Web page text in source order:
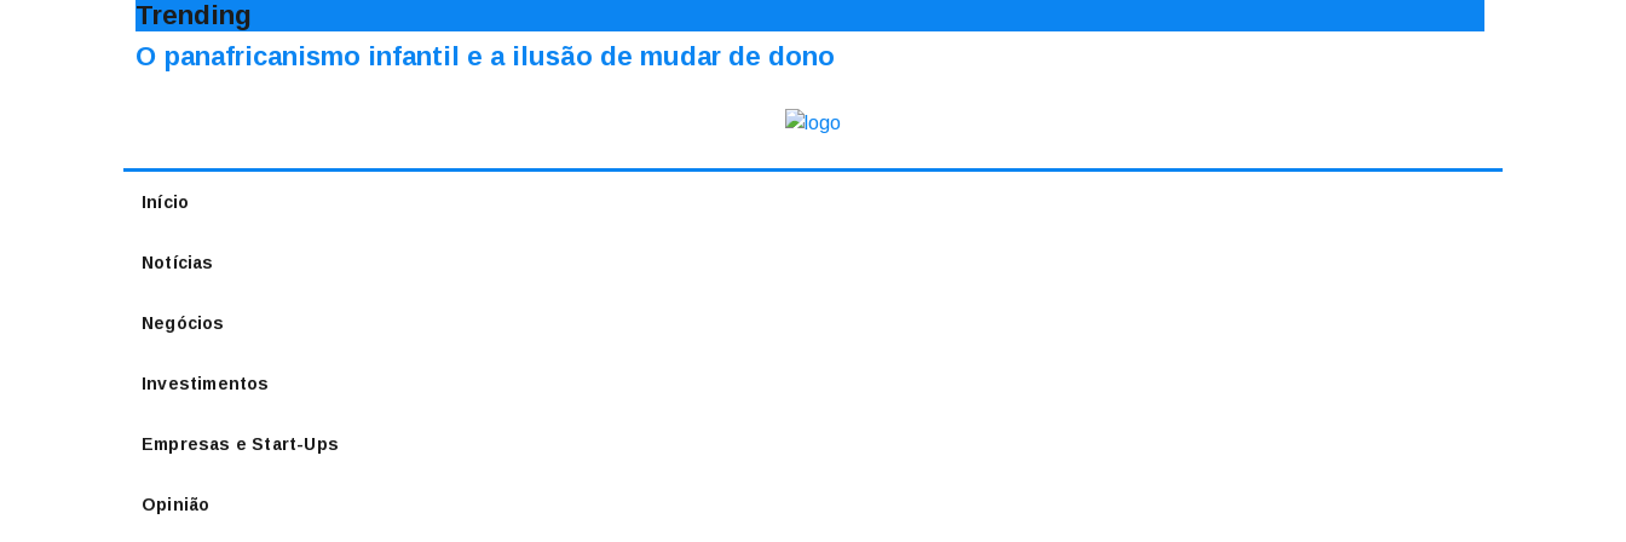
Trending
O panafricanismo infantil e a ilusão de mudar de dono
Início
Notícias
Negócios
Investimentos
Empresas e Start-Ups
Opinião